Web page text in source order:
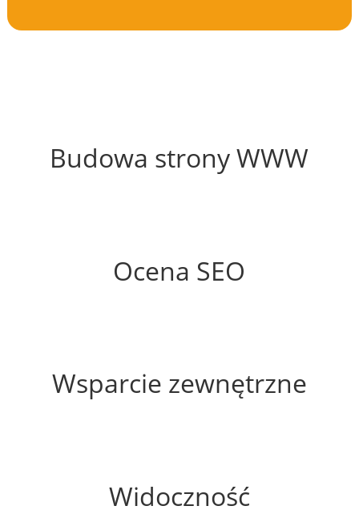
Budowa strony WWW
Ocena SEO
Wsparcie zewnętrzne
Widoczność